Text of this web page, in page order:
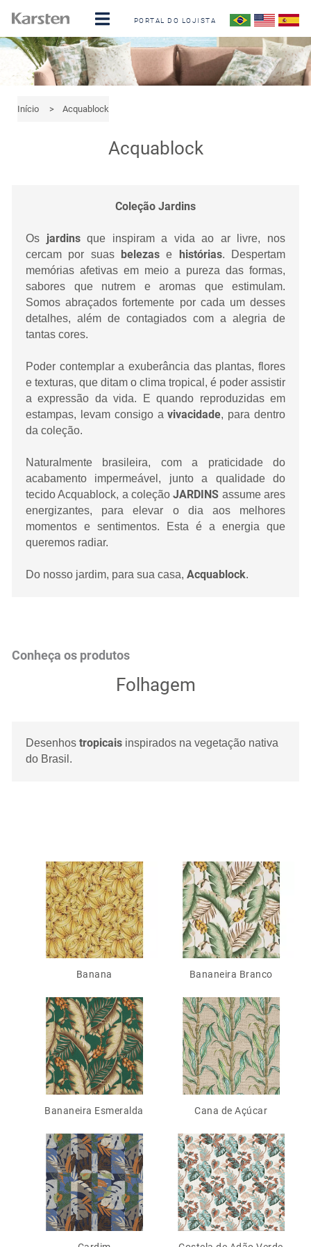
PORTAL DO LOJISTA
Início > Acquablock
Acquablock
Coleção Jardins
Os jardinsque inspiram a vida ao ar livre, nos
cercam por suas belezas e histórias. Despertam
memórias afetivas em meio a pureza das formas,
sabores que nutrem e aromas que estimulam.
Somos abraçados fortemente por cada um desses
detalhes, além de contagiados com a alegria de
tantas cores.
Poder contemplar a exuberância das plantas, flores
e texturas, que ditam o clima tropical, é poder assistir
a expressão da vida. E quando reproduzidas em
estampas, levam consigo avivacidade, para dentro
da coleção.
Naturalmente brasileira, com a praticidade do
acabamento impermeável, junto a qualidade do
tecido Acquablock, a coleçãoJARDINS assume ares
energizantes, para elevar o dia aos melhores
momentos e sentimentos. Esta é a energia que
queremos radiar.
Do nosso jardim, para sua casa, Acquablock.
Conheça os produtos
Folhagem
Desenhos tropicais inspirados na vegetação nativa
do Brasil.
Banana Bananeira Branco
Bananeira Esmeralda Cana de Açúcar